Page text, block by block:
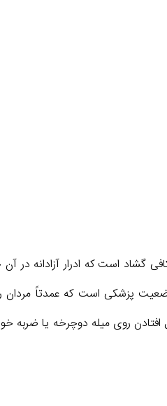
گشاد است که ادرار آزادانه در
وضعیت پزشکی است که عمدتاً
روی میله دوچرخه یا ضربه